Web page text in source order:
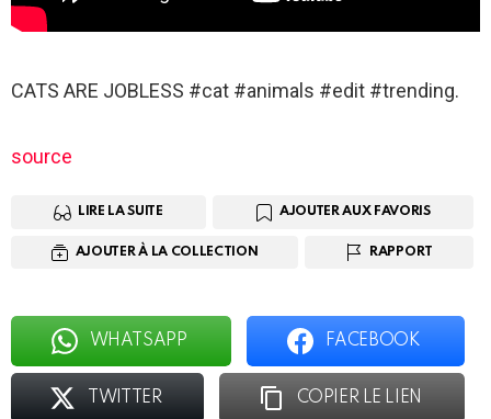
CATS ARE JOBLESS #cat #animals #edit #trending.
source
LIRE LA SUITE AJOUTER AUX FAVORIS
AJOUTER À LA COLLECTION RAPPORT
WHATSAPP FACEBOOK
TWITTER COPIER LE LIEN